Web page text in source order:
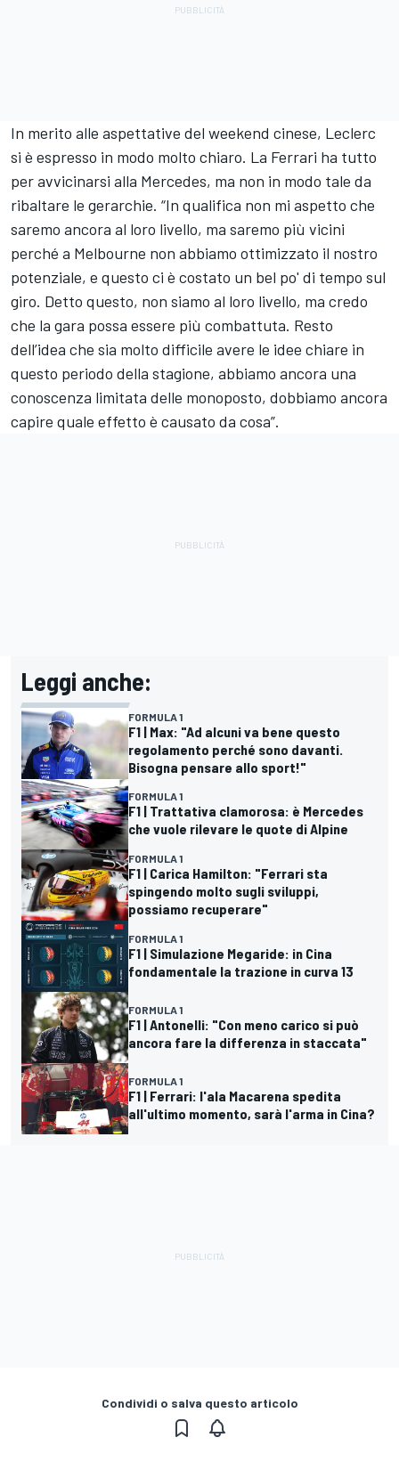
In merito alle aspettative del weekend cinese, Leclerc
si è espresso in modo molto chiaro. La Ferrari ha tutto
per avvicinarsi alla Mercedes, ma non in modo tale da
ribaltare le gerarchie. “In qualifica non mi aspetto che
saremo ancora al loro livello, ma saremo più vicini
perché a Melbourne non abbiamo ottimizzato il nostro
potenziale, e questo ci è costato un bel po' di tempo sul
giro. Detto questo, non siamo al loro livello, ma credo
che la gara possa essere più combattuta. Resto
dell’idea che sia molto difficile avere le idee chiare in
questo periodo della stagione, abbiamo ancora una
conoscenza limitata delle monoposto, dobbiamo ancora
capire quale effetto è causato da cosa”.
Leggi anche:
FORMULA 1
F1 | Max: "Ad alcuni va bene questo
regolamento perché sono davanti.
Bisogna pensare allo sport!"
FORMULA 1
F1 | Trattativa clamorosa: è Mercedes
che vuole rilevare le quote di Alpine
FORMULA 1
F1 | Carica Hamilton: "Ferrari sta
spingendo molto sugli sviluppi,
possiamo recuperare"
FORMULA 1
F1 | Simulazione Megaride: in Cina
fondamentale la trazione in curva 13
FORMULA 1
F1 | Antonelli: "Con meno carico si può
ancora fare la differenza in staccata"
FORMULA 1
F1 | Ferrari: l'ala Macarena spedita
all'ultimo momento, sarà l'arma in Cina?
Condividi o salva questo articolo